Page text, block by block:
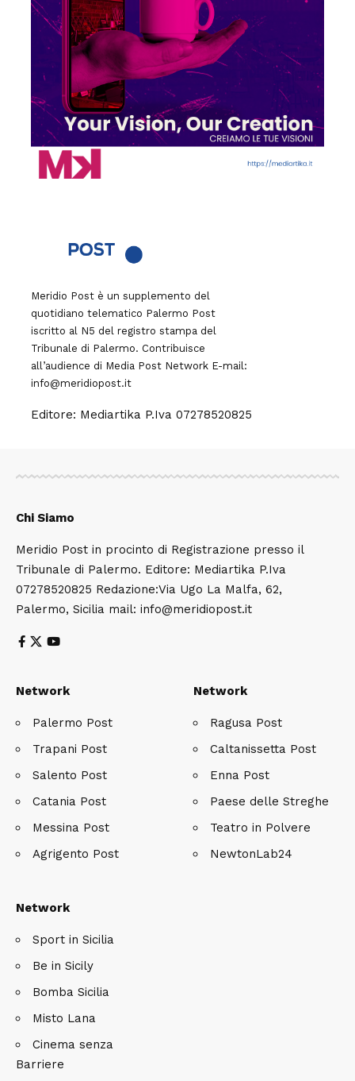
Meridio Post è un supplemento del
quotidiano telematico Palermo Post
iscritto al N5 del registro stampa del
Tribunale di Palermo. Contribuisce
all’audience di Media Post Network E-mail:
info@meridiopost.it
Editore: Mediartika P.Iva 07278520825
Chi Siamo
Meridio Post in procinto di Registrazione presso il
Tribunale di Palermo. Editore: Mediartika P.Iva
07278520825 Redazione:Via Ugo La Malfa, 62,
Palermo, Sicilia mail: info@meridiopost.it
Network
Palermo Post
Trapani Post
Salento Post
Catania Post
Messina Post
Agrigento Post
Network
Ragusa Post
Caltanissetta Post
Enna Post
Paese delle Streghe
Teatro in Polvere
NewtonLab24
Network
Sport in Sicilia
Be in Sicily
Bomba Sicilia
Misto Lana
Cinema senza
Barriere